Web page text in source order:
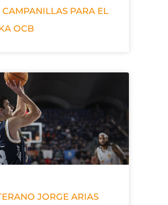
CAMPANILLAS PARA EL
OCB
JORGE ARIAS